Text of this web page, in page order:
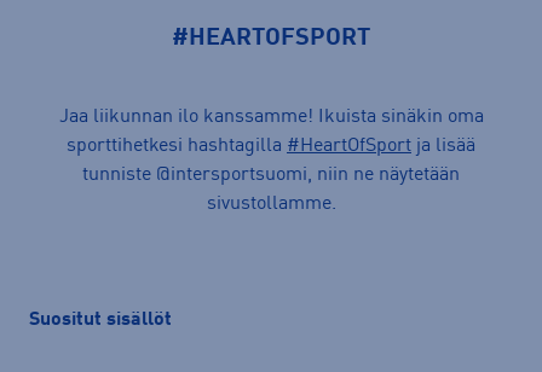
#HEARTOFSPORT
Jaa liikunnan ilo kanssamme! Ikuista sinäkin oma
sporttihetkesi hashtagilla #HeartOfSport ja lisää
tunniste @intersportsuomi, niin ne näytetään
sivustollamme.
Suositut sisällöt